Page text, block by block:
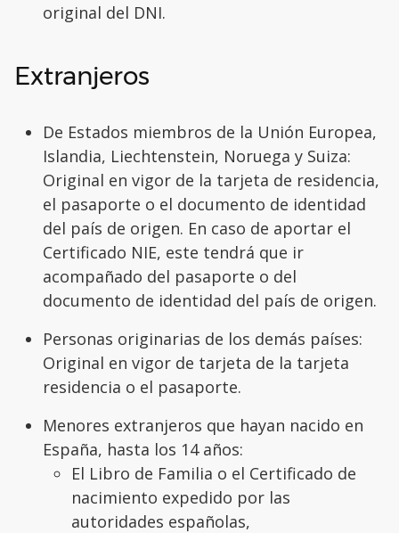
original del DNI.
Extranjeros
De Estados miembros de la Unión Europea,
Islandia, Liechtenstein, Noruega y Suiza:
Original en vigor de la tarjeta de residencia,
el pasaporte o el documento de identidad
del país de origen. En caso de aportar el
Certificado NIE, este tendrá que ir
acompañado del pasaporte o del
documento de identidad del país de origen.
Personas originarias de los demás países:
Original en vigor de tarjeta de la tarjeta
residencia o el pasaporte.
Menores extranjeros que hayan nacido en
España, hasta los 14 años:
El Libro de Familia o el Certificado de
nacimiento expedido por las
autoridades españolas,